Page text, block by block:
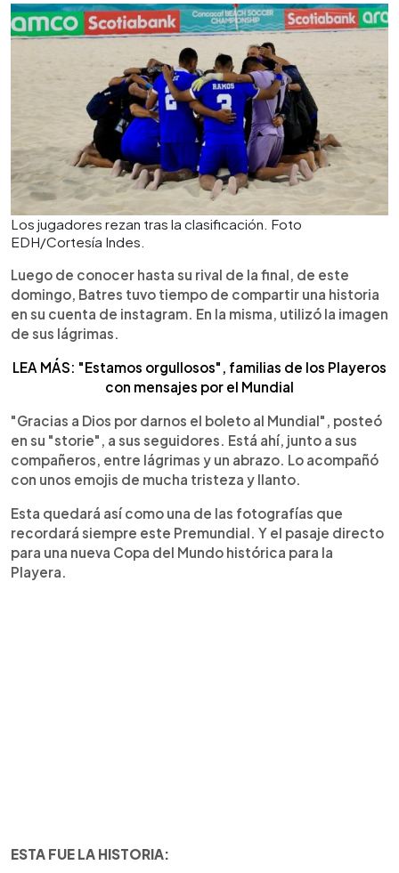
Los jugadores rezan tras la clasificación. Foto
EDH/Cortesía Indes.
Luego de conocer hasta su rival de la final, de este
domingo, Batres tuvo tiempo de compartir una historia
en su cuenta de instagram. En la misma, utilizó la imagen
de sus lágrimas.
LEA MÁS: "Estamos orgullosos", familias de los Playeros
con mensajes por el Mundial
"Gracias a Dios por darnos el boleto al Mundial", posteó
en su "storie", a sus seguidores. Está ahí, junto a sus
compañeros, entre lágrimas y un abrazo. Lo acompañó
con unos emojis de mucha tristeza y llanto.
Esta quedará así como una de las fotografías que
recordará siempre este Premundial. Y el pasaje directo
para una nueva Copa del Mundo histórica para la
Playera.
ESTA FUE LA HISTORIA: